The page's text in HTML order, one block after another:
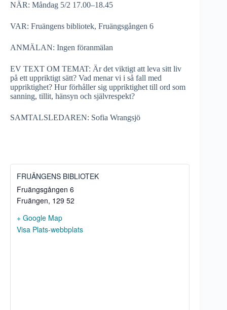
NÄR: Måndag 5/2 17.00–18.45
VAR: Fruängens bibliotek, Fruängsgången 6
ANMÄLAN: Ingen föranmälan
EV TEXT OM TEMAT: Är det viktigt att leva sitt liv
på ett uppriktigt sätt? Vad menar vi i så fall med
uppriktighet? Hur förhåller sig uppriktighet till ord som
sanning, tillit, hänsyn och självrespekt?
SAMTALSLEDAREN: Sofia Wrangsjö
FRUÄNGENS BIBLIOTEK
Fruängsgången 6
Fruängen, 129 52
+ Google Map
Visa Plats-webbplats